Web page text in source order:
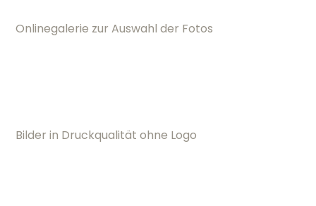
Onlinegalerie zur Auswahl der Fotos
Bilder in Druckqualität ohne Logo